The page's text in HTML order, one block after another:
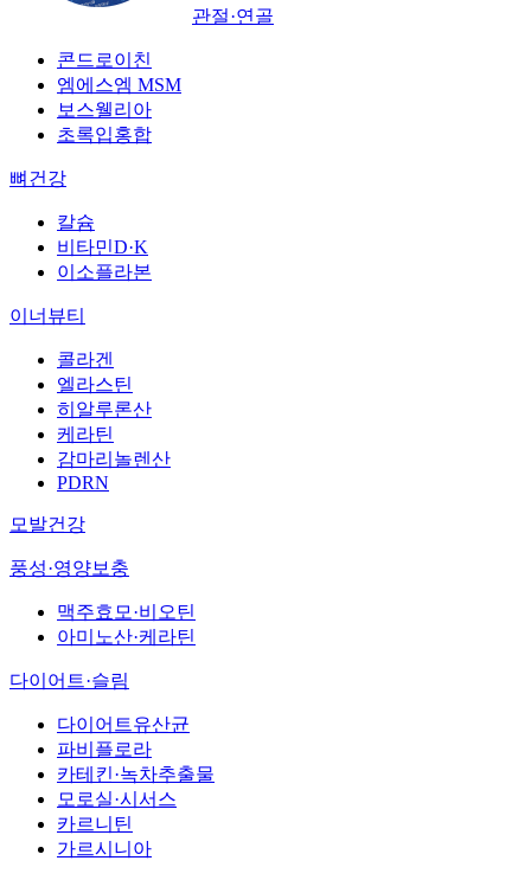
관절·연골
콘드로이친
엠에스엠 MSM
보스웰리아
초록입홍합
뼈건강
칼슘
비타민D·K
이소플라본
이너뷰티
콜라겐
엘라스틴
히알루론산
케라틴
감마리놀렌산
PDRN
모발건강
풍성·영양보충
맥주효모·비오틴
아미노산·케라틴
다이어트·슬림
다이어트유산균
파비플로라
카테킨·녹차추출물
모로실·시서스
카르니틴
가르시니아